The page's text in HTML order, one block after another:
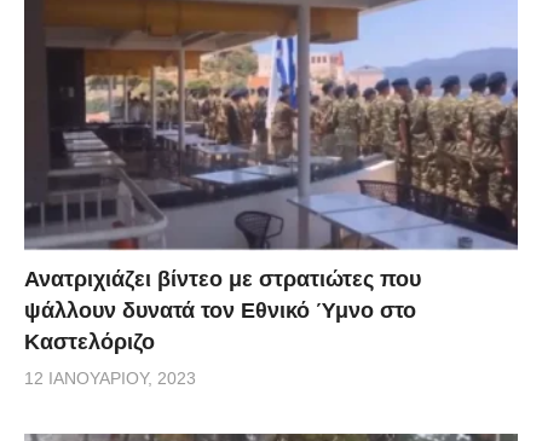
Ανατριχιάζει βίντεο με στρατιώτες που
ψάλλουν δυνατά τον Εθνικό Ύμνο στο
Καστελόριζο
12 ΙΑΝΟΥΑΡΊΟΥ, 2023